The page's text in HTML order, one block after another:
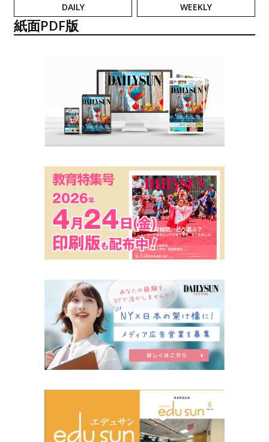
DAILY WEEKLY
紙面PDF版